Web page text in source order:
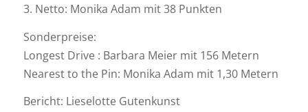
3. Netto: Monika Adam mit 38 Punkten
Sonderpreise:
Longest Drive : Barbara Meier mit 156 Metern
Nearest to the Pin: Monika Adam mit 1,30 Metern
Bericht: Lieselotte Gutenkunst